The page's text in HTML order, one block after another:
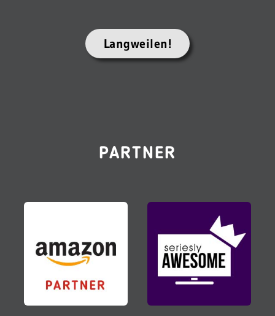
Langweilen!
PARTNER